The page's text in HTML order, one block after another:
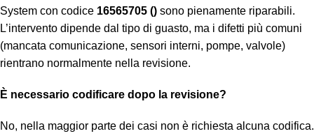
System con codice 16565705 () sono pienamente riparabili.
L’intervento dipende dal tipo di guasto, ma i difetti più comuni
(mancata comunicazione, sensori interni, pompe, valvole)
rientrano normalmente nella revisione.
È necessario codificare dopo la revisione?
No, nella maggior parte dei casi non è richiesta alcuna codifica.